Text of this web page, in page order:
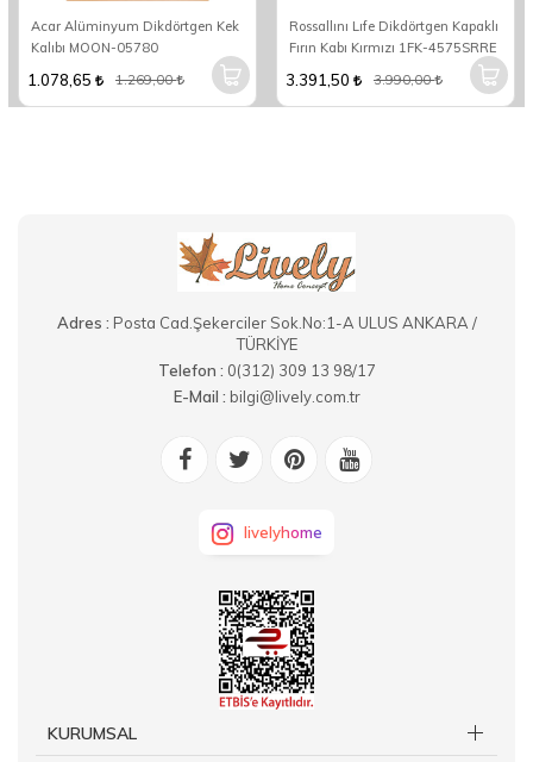
Acar Alüminyum Dikdörtgen Kek
Kalıbı MOON-05780
1.078,65 1.269,00
Rossallını Lıfe Dikdörtgen Kapaklı
Fırın Kabı Kırmızı 1FK-4575SRRE
3.391,50 3.990,00
Adres : Posta Cad.Şekerciler Sok.No:1-A ULUS ANKARA /
TÜRKİYE
Telefon : 0(312) 309 13 98/17
E-Mail : bilgi@lively.com.tr
livelyhome
KURUMSAL